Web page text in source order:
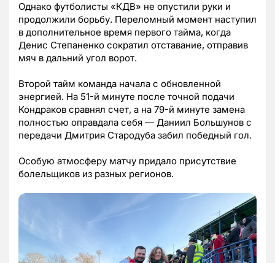
Однако футболисты «КДВ» не опустили руки и
продолжили борьбу. Переломный момент наступил
в дополнительное время первого тайма, когда
Денис Степаненко сократил отставание, отправив
мяч в дальний угол ворот.
Второй тайм команда начала с обновленной
энергией. На 51-й минуте после точной подачи
Кондраков сравнял счет, а на 79-й минуте замена
полностью оправдала себя — Даниил Большунов с
передачи Дмитрия Стародуба забил победный гол.
Особую атмосферу матчу придало присутствие
болельщиков из разных регионов.